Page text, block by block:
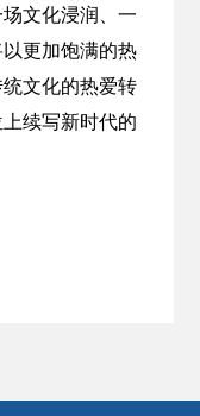
文化浸润、一
更加饱满的热
文化的热爱转
续写新时代的